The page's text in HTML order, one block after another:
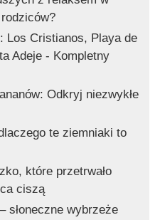
Los Cristianos, Playa de
Adeje - Kompletny
Odkryj niezwykłe
te ziemniaki to
które przetrwało
ciszą
słoneczne wybrzeże